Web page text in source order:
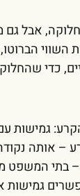
אבל גם
כדי
גמישות
– אותה
– בתי
גמישות